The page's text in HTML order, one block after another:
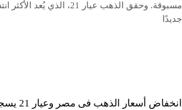
مسبوقة. وحقق الذهب عيار
جديدًا
انخفاض أسعار الذهب فى مصر وعيار 21 يسجل 3060 جنيه